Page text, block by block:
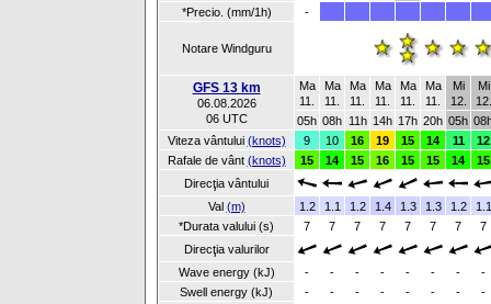
*Precio. (mm/1h) -
Notare Windguru
GFS 13 km
06.08.2026
06 UTC
Ma
11.
Ma
11.
Ma
11.
Ma
11.
Ma
11.
Ma
11.
Mi
12.
Mi
12.
05h 08h 11h 14h 17h 20h 05h
Viteza vântului (knots) 9 10 16 19 15 14 11
12
Rafale de vânt (knots) 15 14 15 16 15 15 14
15
Direcţia vântului
Val (m) 1.2 1.1 1.2 1.4 1.3 1.3 1.2
1.1
*Durata valului (s)
7 7 7 7 7 7 7
7
Direcţia valurilor
Wave energy (kJ)
- - - - - - -
-
Swell energy (kJ)
- - - - - - -
-